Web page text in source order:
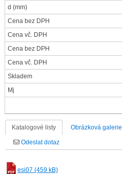
d (mm)
Cena bez DPH
Cena vč. DPH
Cena bez DPH
Cena vč. DPH
Skladem
Mj
Katalogové listy Obrázková galerie
Odeslat dotaz
esi07 (459 kB)